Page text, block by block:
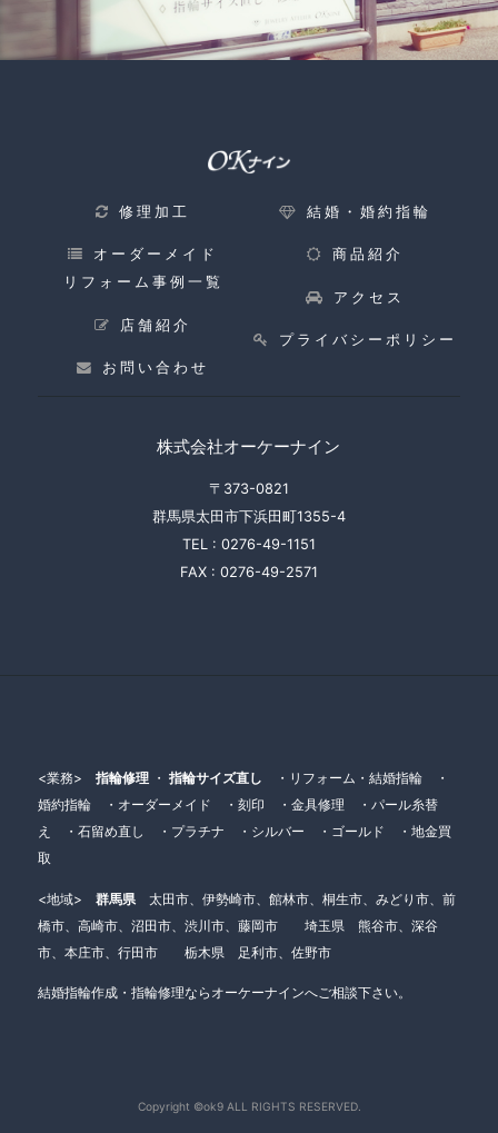
修理加工
オーダーメイド
リフォーム事例一覧
店舗紹介
お問い合わせ
結婚・婚約指輪
商品紹介
アクセス
プライバシーポリシー
株式会社オーケーナイン
〒373-0821
群馬県太田市下浜田町1355-4
TEL : 0276-49-1151
FAX : 0276-49-2571
<業務> 指輪修理・ 指輪サイズ直し ・リフォーム・結婚指輪 ・
婚約指輪 ・オーダーメイド ・刻印 ・金具修理 ・パール糸替
え ・石留め直し ・プラチナ ・シルバー ・ゴールド ・地金買
取
<地域> 群馬県太田市、伊勢崎市、館林市、桐生市、みどり市、前
橋市、高崎市、沼田市、渋川市、藤岡市 埼玉県 熊谷市、深谷
市、本庄市、行田市 栃木県 足利市、佐野市
結婚指輪作成・指輪修理ならオーケーナインへご相談下さい。
Copyright ©ok9 ALL RIGHTS RESERVED.